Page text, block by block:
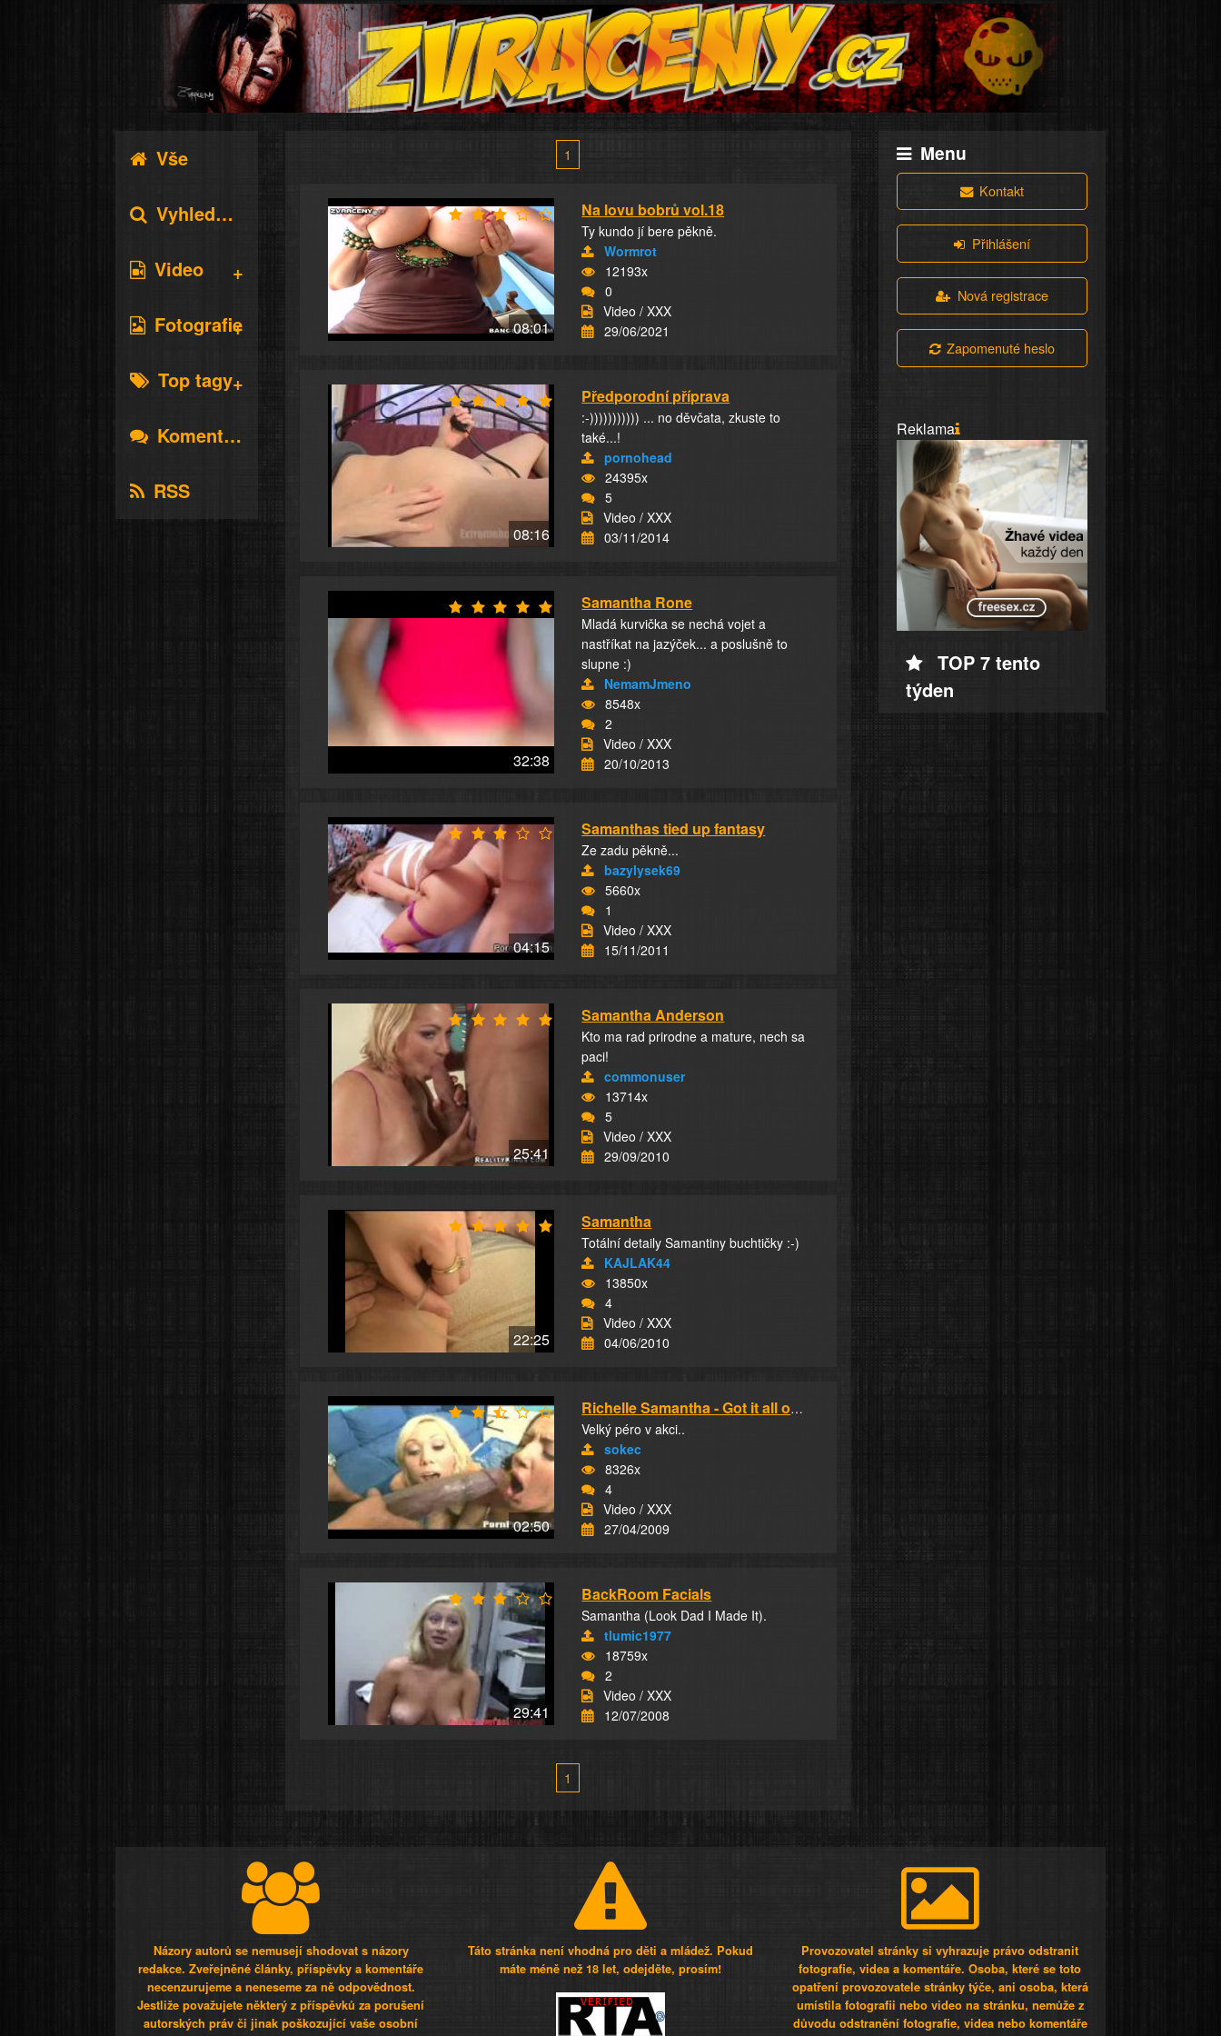
Vše
Vyhledávání
Video
Fotografie
Top tagy
Komentáře
RSS
1
08:01
Na lovu bobrů vol.18
Ty kundo jí bere pěkně.
Wormrot
12193x
0
Video / XXX
29/06/2021
08:16
Předporodní příprava
:-))))))))))) ... no děvčata, zkuste to
také...!
pornohead
24395x
5
Video / XXX
03/11/2014
32:38
Samantha Rone
Mladá kurvička se nechá vojet a
nastříkat na jazýček... a poslušně to
slupne :)
NemamJmeno
8548x
2
Video / XXX
20/10/2013
04:15
Samanthas tied up fantasy
Ze zadu pěkně...
bazylysek69
5660x
1
Video / XXX
15/11/2011
25:41
Samantha Anderson
Kto ma rad prirodne a mature, nech sa
paci!
commonuser
13714x
5
Video / XXX
29/09/2010
22:25
Samantha
Totální detaily Samantiny buchtičky :-)
KAJLAK44
13850x
4
Video / XXX
04/06/2010
02:50
Richelle Samantha - Got it all on their faces
Velký péro v akci..
sokec
8326x
4
Video / XXX
27/04/2009
29:41
BackRoom Facials
Samantha (Look Dad I Made It).
tlumic1977
18759x
2
Video / XXX
12/07/2008
1
Menu
Kontakt
Přihlášení
Nová registrace
Zapomenuté heslo
Reklama
TOP 7 tento
týden
Názory autorů se nemusejí shodovat s názory
redakce. Zveřejněné články, příspěvky a komentáře
necenzurujeme a neneseme za ně odpovědnost.
Jestliže považujete některý z příspěvků za porušení
autorských práv či jinak poškozující vaše osobní
Táto stránka není vhodná pro děti a mládež. Pokud
máte méně než 18 let, odejděte, prosím!
Provozovatel stránky si vyhrazuje právo odstranit
fotografie, videa a komentáře. Osoba, které se toto
opatření provozovatele stránky týče, ani osoba, která
umístila fotografii nebo video na stránku, nemůže z
důvodu odstranění fotografie, videa nebo komentáře